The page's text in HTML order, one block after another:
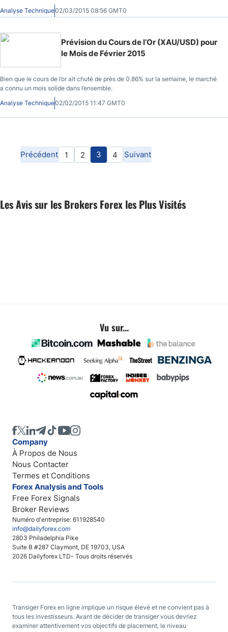
Analyse Technique02/03/2015 08:56 GMT0
Prévision du Cours de l’Or (XAU/USD) pour
le Mois de Février 2015
Bien que le cours de l’or ait chuté de près de 0.86% sur la semaine, le marché
a connu un mois solide dans l’ensemble.
Analyse Technique02/02/2015 11:47 GMT0
Précédent 1 2 3 4 Suivant
Les Avis sur les Brokers Forex les Plus Visités
Vu sur...
Numéro d'entreprise: 611928540
info@dailyforex.com
2803 Philadelphia Pike
Suite B #287 Claymont, DE 19703, USA
2026 Dailyforex LTD- Tous droits réservés
Company
À Propos de Nous
Nous Contacter
Termes et Conditions
Forex Analysis and Tools
Free Forex Signals
Broker Reviews
Transiger Forex en ligne implique un risque élevé et ne convient pas à
tous les investisseurs. Avant de décider de transiger vous devriez
examiner attentivement vos objectifs de placement, le niveau